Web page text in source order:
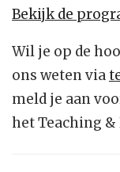
Bekijk de
Wil je op de
ons weten via
meld je aan
het Teaching &